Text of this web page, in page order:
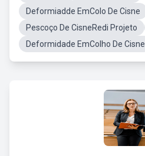
Deformiadde EmColo De Cisne
Pescoço De CisneRedi Projeto
Deformidade EmColho De Cisne